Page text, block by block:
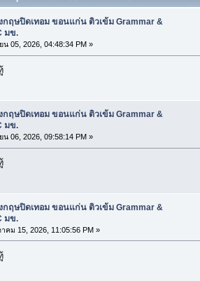
กฤษปิดเทอม ขอนแก่น ติวเข้ม Grammar &
มข.
น 05, 2026, 04:48:34 PM »
กฤษปิดเทอม ขอนแก่น ติวเข้ม Grammar &
มข.
น 06, 2026, 09:58:14 PM »
กฤษปิดเทอม ขอนแก่น ติวเข้ม Grammar &
มข.
คม 15, 2026, 11:05:56 PM »